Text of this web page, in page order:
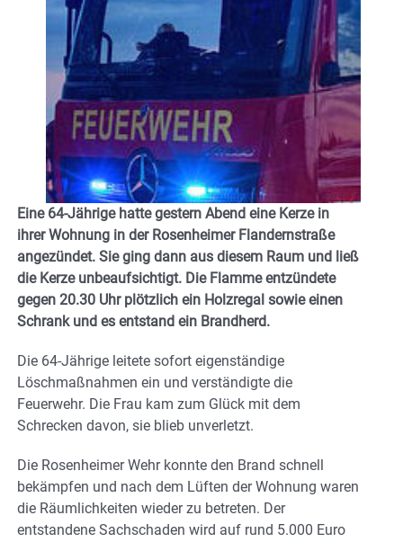
Eine 64-Jährige hatte gestern Abend eine Kerze in
ihrer Wohnung in der Rosenheimer Flandernstraße
angezündet. Sie ging dann aus diesem Raum und ließ
die Kerze unbeaufsichtigt. Die Flamme entzündete
gegen 20.30 Uhr plötzlich ein Holzregal sowie einen
Schrank und es entstand ein Brandherd.
Die 64-Jährige leitete sofort eigenständige
Löschmaßnahmen ein und verständigte die
Feuerwehr. Die Frau kam zum Glück mit dem
Schrecken davon, sie blieb unverletzt.
Die Rosenheimer Wehr konnte den Brand schnell
bekämpfen und nach dem Lüften der Wohnung waren
die Räumlichkeiten wieder zu betreten. Der
entstandene Sachschaden wird auf rund 5.000 Euro